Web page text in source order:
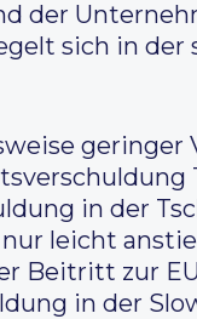
der
sich in
geringer
in der
leicht
Beitritt zur
in der